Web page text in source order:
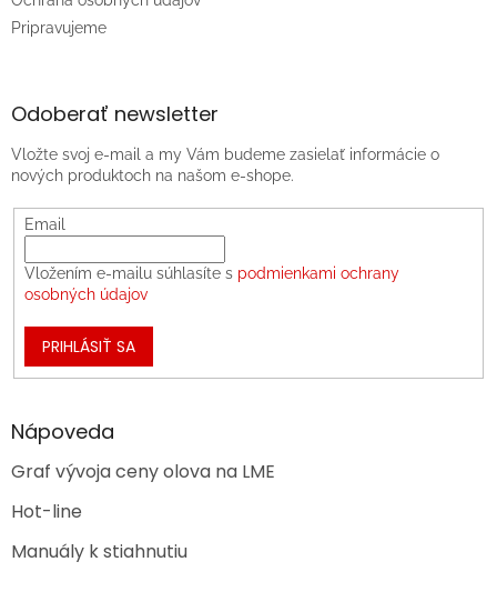
Pripravujeme
Odoberať newsletter
Vložte svoj e-mail a my Vám budeme zasielať informácie o
nových produktoch na našom e-shope.
Email
Vložením e-mailu súhlasíte s podmienkami ochrany
osobných údajov
PRIHLÁSIŤ SA
Nápoveda
Graf vývoja ceny olova na LME
Hot-line
Manuály k stiahnutiu